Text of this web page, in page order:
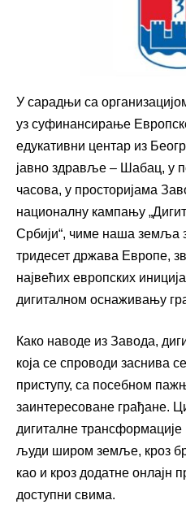
У сарадњи са
уз суфинансирање
едукативни центар из
јавно здравље – Шабац, у
часова, у просторијама
националну кампању
Србији“, чиме наша земља
тридесет држава Европе,
највећих европских
дигиталном оснаживању
Како наводе из Завода,
која се спроводи заснива
приступу, са посебном
заинтересоване грађане.
дигиталне
људи широм земље, кроз
као и кроз додатне онлајн
доступни свима.